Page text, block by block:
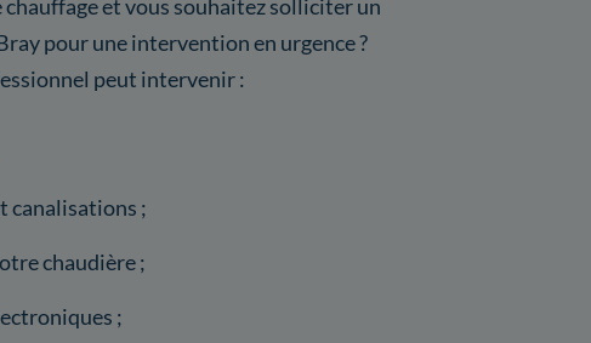
et vous souhaitez solliciter un
pour une intervention en urgence ?
peut intervenir :
canalisations ;
chaudière ;
;